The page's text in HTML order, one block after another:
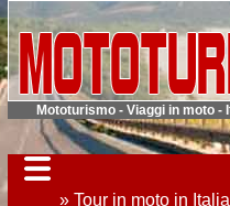
Mototurismo - Viaggi in moto -
» Tour in moto in Italia